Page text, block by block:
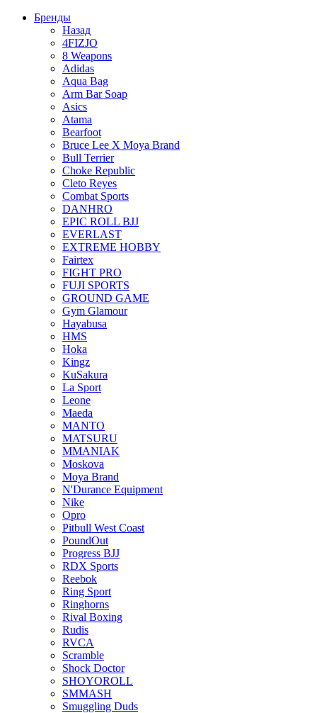
Бренды
Назад
4FIZJO
8 Weapons
Adidas
Aqua Bag
Arm Bar Soap
Asics
Atama
Bearfoot
Bruce Lee X Moya Brand
Bull Terrier
Choke Republic
Cleto Reyes
Combat Sports
DANHRO
EPIC ROLL BJJ
EVERLAST
EXTREME HOBBY
Fairtex
FIGHT PRO
FUJI SPORTS
GROUND GAME
Gym Glamour
Hayabusa
HMS
Hoka
Kingz
KuSakura
La Sport
Leone
Maeda
MANTO
MATSURU
MMANIAK
Moskova
Moya Brand
N'Durance Equipment
Nike
Opro
Pitbull West Coast
PoundOut
Progress BJJ
RDX Sports
Reebok
Ring Sport
Ringhorns
Rival Boxing
Rudis
RVCA
Scramble
Shock Doctor
SHOYOROLL
SMMASH
Smuggling Duds